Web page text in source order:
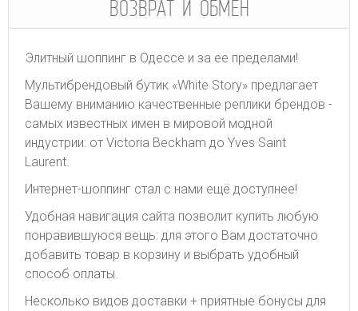
ВОЗВРАТ И ОБМЕН
Элитный шоппинг в Одессе и за ее пределами!
Мультибрендовый бутик «White Story» предлагает
Вашему вниманию качественные реплики брендов -
самых известных имен в мировой модной
индустрии: от Victoria Beckham до Yves Saint
Laurent.
Интернет-шоппинг стал с нами ещё доступнее!
Удобная навигация сайта позволит купить любую
понравившуюся вещь: для этого Вам достаточно
добавить товар в корзину и выбрать удобный
способ оплаты.
Несколько видов доставки + приятные бонусы для